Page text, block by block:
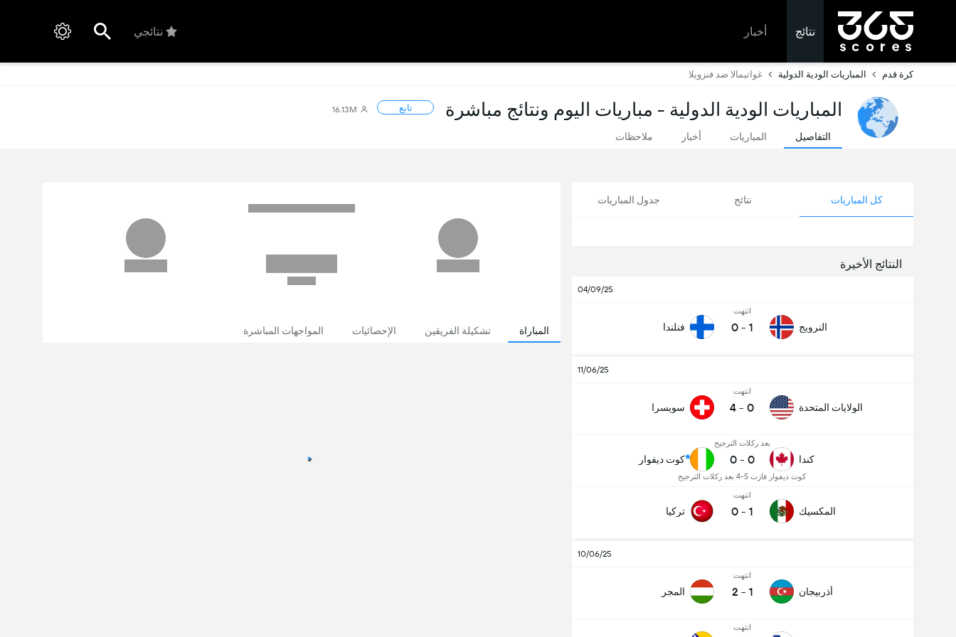
نتائج أخبار نتائجي
كرة قدم المباريات الودية الدولية غواتيمالا ضد فنزويلا
المباريات الودية الدولية - مباريات اليوم ونتائج مباشرة تابع 16.13M
التفاصيل المباريات أخبار ملاحظات
كل المباريات نتائج جدول المباريات
النتائج الأخيرة
04/09/25
النرويج
انتهت
1
-
0 فنلندا
11/06/25
الولايات المتحدة
انتهت
0
-
4 سويسرا
كندا
بعد ركلات الترجيح
0
-
0
كوت ديفوار فازت 5-4 بعد ركلات الترجيح
كوت ديفوار
المكسيك
انتهت
1
-
0 تركيا
10/06/25
أذربيجان
انتهت
1
-
2 المجر
انتهت
المباراة تشكيلة الفريقين الإحصائيات المواجهات المباشرة